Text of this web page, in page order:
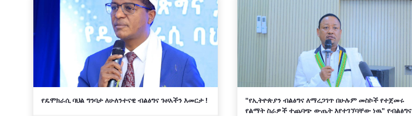
የዴሞክራሲ ባህል ግንባታ ለሁለንተናዊ ብልፅግና ጉዞአችን እመርታ !
"የኢትዮጵያን ብልፅግና ለማረጋገጥ በሁሉም መስኮች የተጀመሩ
የልማት ስራዎች ተጨባጭ ውጤት እየተገኘባቸው ነዉ" የብልፅግና